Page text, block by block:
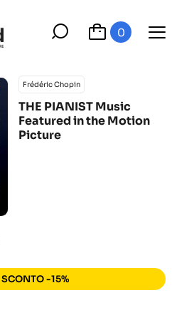
0
Frédéric Chopin
THE PIANIST Music
Featured in the Motion
Picture
SCONTO -15%